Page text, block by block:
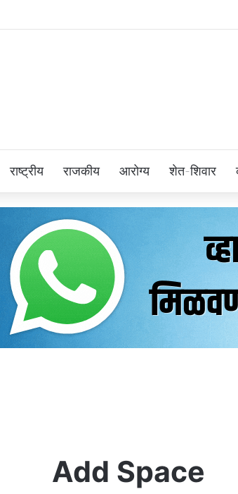
राष्ट्रीय राजकीय आरोग्य शेत-शिवार
Add Space